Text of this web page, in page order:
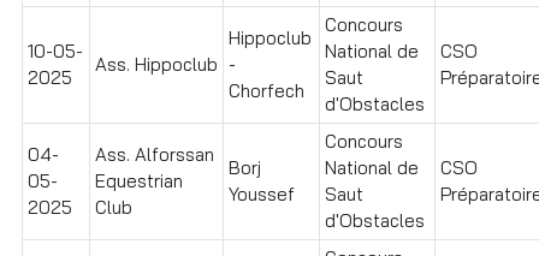
10-05-
2025
Ass. Hippoclub
Hippoclub
-
Chorfech
Concours
National de
Saut
d'Obstacles
CSO
04-
05-
2025
Ass. Alforssan
Equestrian
Club
Borj
Youssef
Concours
National de
Saut
d'Obstacles
CSO